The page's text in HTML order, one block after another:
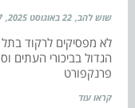
שוש להב 22 באוגוסט 2025
לא מפסיקים לרקוד
הגדול בביכורי העתים
פרנקפורט
קראו עוד